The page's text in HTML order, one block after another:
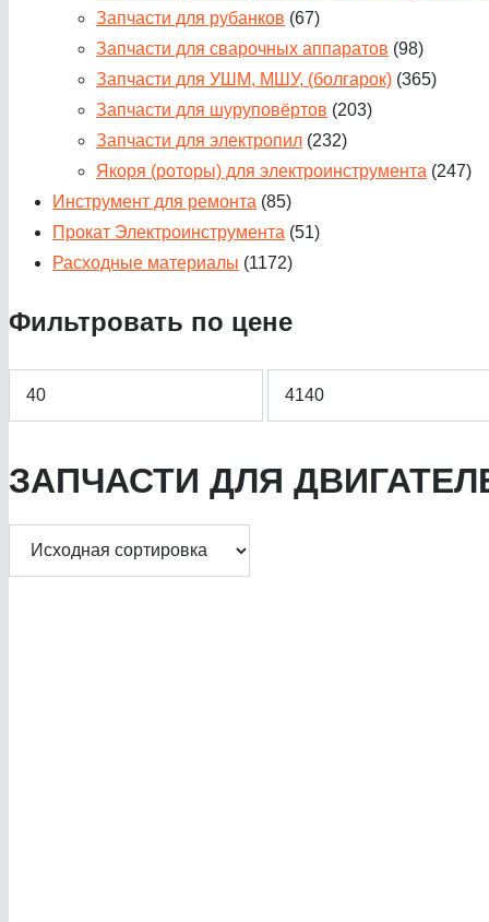
Запчасти для рубанков (67)
Запчасти для сварочных аппаратов (98)
Запчасти для УШМ, МШУ, (болгарок) (365)
Запчасти для шуруповёртов (203)
Запчасти для электропил (232)
Якоря (роторы) для электроинструмента (247)
Инструмент для ремонта (85)
Прокат Электроинструмента (51)
Расходные материалы (1172)
Фильтровать по цене
Минимальная
цена
Максимальная
цена
ЗАПЧАСТИ ДЛЯ